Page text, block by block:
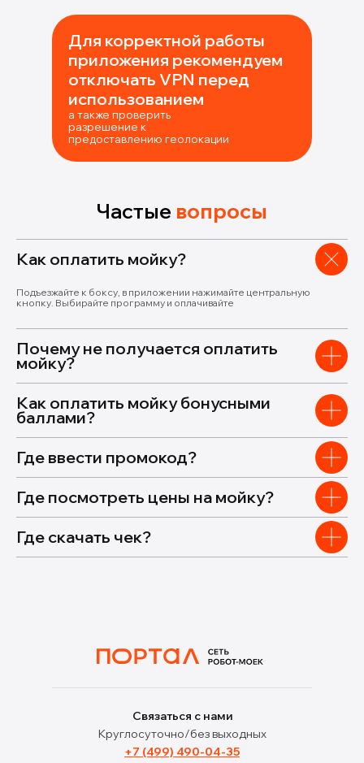
Для корректной работы
приложения рекомендуем
отключать VPN перед
использованием
а также проверить
разрешение к
предоставлению геолокации
Частые вопросы
Как оплатить мойку?
Подъезжайте к боксу, в приложении нажимайте центральную
кнопку. Выбирайте программу и оплачивайте
Почему не получается оплатить
мойку?
Как оплатить мойку бонусными
баллами?
Где ввести промокод?
Где посмотреть цены на мойку?
Где скачать чек?
+7 (499) 490-04-35
Связаться с нами
Круглосуточно/без выходных